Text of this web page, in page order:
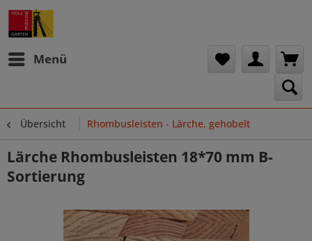
Menü
Übersicht Rhombusleisten - Lärche, gehobelt
Lärche Rhombusleisten 18*70 mm B-
Sortierung